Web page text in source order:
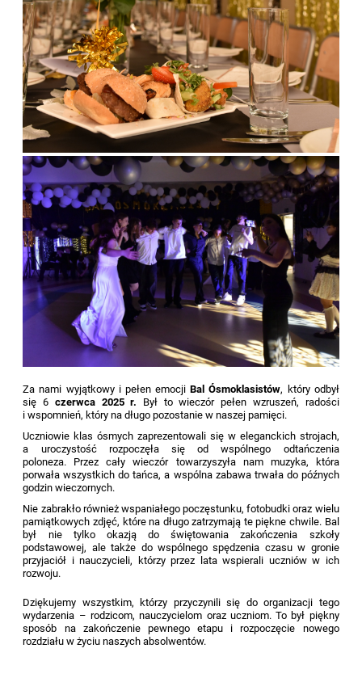
Za nami wyjątkowy i pełen emocji Bal Ósmoklasistów, który odbył
się 6 czerwca 2025 r. Był to wieczór pełen wzruszeń, radości
i wspomnień, który na długo pozostanie w naszej pamięci.
Uczniowie klas ósmych zaprezentowali się w eleganckich strojach,
a uroczystość rozpoczęła się od wspólnego odtańczenia
poloneza. Przez cały wieczór towarzyszyła nam muzyka, która
porwała wszystkich do tańca, a wspólna zabawa trwała do późnych
godzin wieczornych.
Nie zabrakło również wspaniałego poczęstunku, fotobudki oraz wielu
pamiątkowych zdjęć, które na długo zatrzymają te piękne chwile. Bal
był nie tylko okazją do świętowania zakończenia szkoły
podstawowej, ale także do wspólnego spędzenia czasu w gronie
przyjaciół i nauczycieli, którzy przez lata wspierali uczniów w ich
rozwoju.
Dziękujemy wszystkim, którzy przyczynili się do organizacji tego
wydarzenia – rodzicom, nauczycielom oraz uczniom. To był piękny
sposób na zakończenie pewnego etapu i rozpoczęcie nowego
rozdziału w życiu naszych absolwentów.